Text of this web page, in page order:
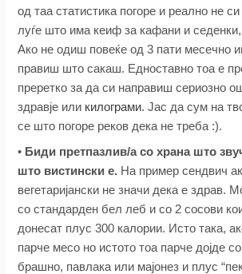
од таа статистика погоре и реално не
луѓе што има кеиф за кафани и
Ако не одиш повеќе од 3 пати месечно
правиш што сакаш. Едноставно тоа е
преретко за да си направиш сериозно
здравје или килограми. Јас да сум на
се што погоре реков дека не треба :).
• Биди претпазлив/а со храна што
што вистински е. На пример сендвич
вегетаријански не значи дека е здрав.
со стандарден бел леб и со 2 сосови
донесат плус 300 калории. Исто така,
парче месо но истото тоа парче дојде
брашно, павлака или мајонез и плус